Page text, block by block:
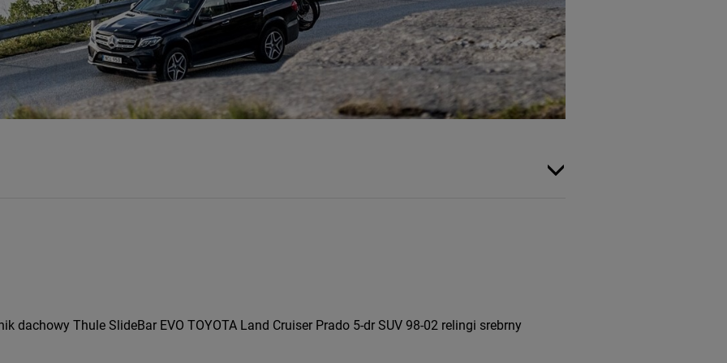
dachowy Thule SlideBar EVO TOYOTA Land Cruiser Prado 5-dr SUV 98-02 relingi srebrny